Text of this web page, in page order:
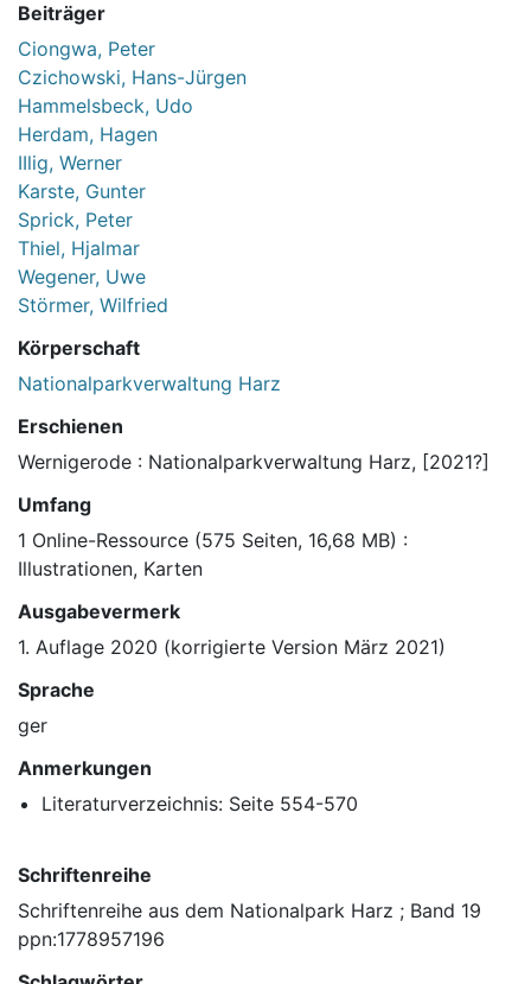
Beiträger
Ciongwa, Peter
Czichowski, Hans-Jürgen
Hammelsbeck, Udo
Herdam, Hagen
IIlig, Werner
Karste, Gunter
Sprick, Peter
Thiel, Hjalmar
Wegener, Uwe
Störmer, Wilfried
Körperschaft
Nationalparkverwaltung Harz
Erschienen
Wernigerode : Nationalparkverwaltung Harz, [2021?]
Umfang
1 Online-Ressource (575 Seiten, 16,68 MB) :
Illustrationen, Karten
Ausgabevermerk
1. Auflage 2020 (korrigierte Version März 2021)
Sprache
ger
Anmerkungen
Literaturverzeichnis: Seite 554-570
Schriftenreihe
Schriftenreihe aus dem Nationalpark Harz ; Band 19
ppn:1778957196